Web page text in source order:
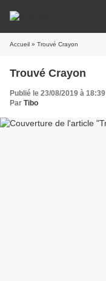
Accueil » Trouvé Crayon
Trouvé Crayon
Publié le 23/08/2019 à 18:39
Par Tibo